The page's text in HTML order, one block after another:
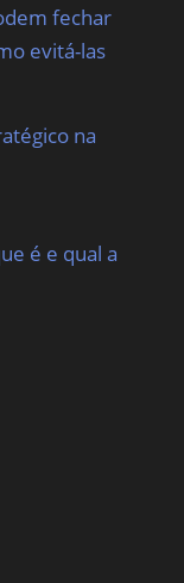
fechar
evitá-las
na
é e qual a